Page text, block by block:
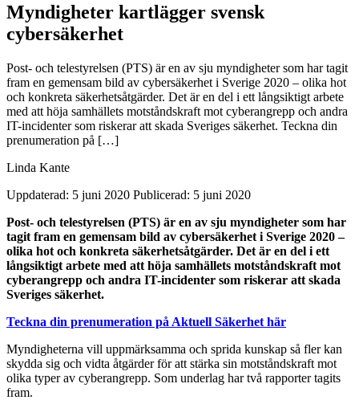
Myndigheter kartlägger svensk
cybersäkerhet
Post- och telestyrelsen (PTS) är en av sju myndigheter som har tagit
fram en gemensam bild av cybersäkerhet i Sverige 2020 – olika hot
och konkreta säkerhetsåtgärder. Det är en del i ett långsiktigt arbete
med att höja samhällets motståndskraft mot cyberangrepp och andra
IT-incidenter som riskerar att skada Sveriges säkerhet. Teckna din
prenumeration på […]
Linda Kante
Uppdaterad: 5 juni 2020 Publicerad: 5 juni 2020
Post- och telestyrelsen (PTS) är en av sju myndigheter som har
tagit fram en gemensam bild av cybersäkerhet i Sverige 2020 –
olika hot och konkreta säkerhetsåtgärder. Det är en del i ett
långsiktigt arbete med att höja samhällets motståndskraft mot
cyberangrepp och andra IT-incidenter som riskerar att skada
Sveriges säkerhet.
Teckna din prenumeration på Aktuell Säkerhet här
Myndigheterna vill uppmärksamma och sprida kunskap så fler kan
skydda sig och vidta åtgärder för att stärka sin motståndskraft mot
olika typer av cyberangrepp. Som underlag har två rapporter tagits
fram.